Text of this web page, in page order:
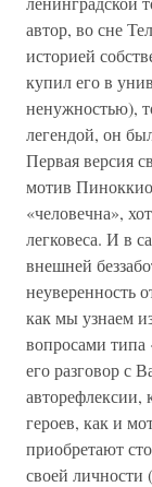
автор, во сне
историей
купил его в
ненужностью),
легендой, он
Первая версия
мотив
«человечна»,
легковеса. И в
внешней
неуверенность
как мы узнаем
вопросами
его разговор с
авторефлексии,
героев, как и
приобретают
своей личности